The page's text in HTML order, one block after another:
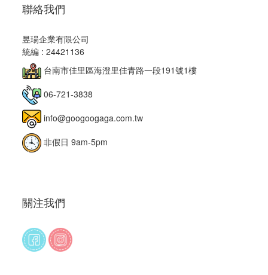
聯絡我們
昱瑒企業有限公司
統編 : 24421136
台南市佳里區海澄里佳青路一段191號1樓
06-721-3838
info@googoogaga.com.tw
非假日 9am-5pm
關注我們